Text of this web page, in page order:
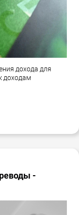
дохода для
доходам
-